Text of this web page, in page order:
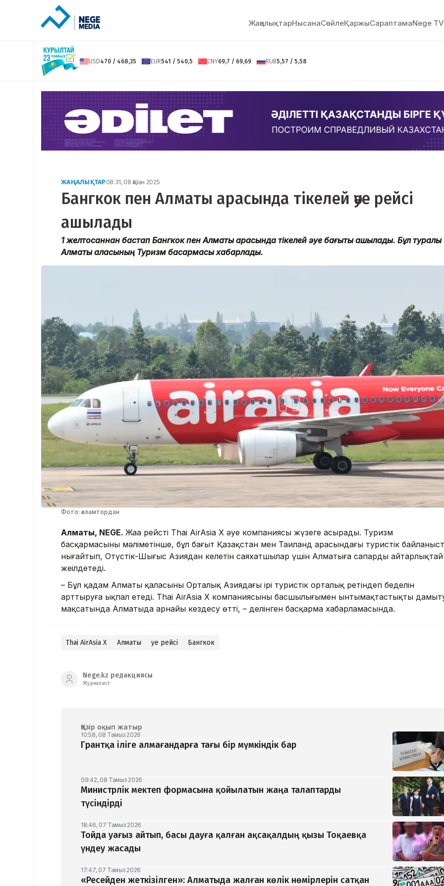
ЖаңалықтарНысанаСөйлeҚаржыСараптамаNege TV
USD470 / 468,35 EUR541 / 540,5 CNY69,7 / 69,69 RUB5,57 / 5,58
ЖАҢАЛЫҚТАР 08:31, 08 Қазан 2025
Бангкок пен Алматы арасында тікелей әуе рейсі
ашылады
1 желтоқсаннан бастап Бангкок пен Алматы арасында тікелей әуе бағыты ашылады. Бұл туралы
Алматы қаласының Туризм басқармасы хабарлады.
Фото: ғаламтордан
Алматы, NEGE. Жаңа рейсті Thai AirAsia X әуе компаниясы жүзеге асырады. Туризм
басқармасының мәліметінше, бұл бағыт Қазақстан мен Таиланд арасындағы туристік
нығайтып, Оңтүстік-Шығыс Азиядан келетін саяхатшылар үшін Алматыға сапарды айтарлықтай
жеңілдетеді.
– Бұл қадам Алматы қаласының Орталық Азиядағы ірі туристік орталық ретіндегі беделін
арттыруға ықпал етеді. Thai AirAsia X компаниясының басшылығымен ынтымақтастықты
мақсатында Алматыда арнайы кездесу өтті, – делінген басқарма хабарламасында.
Thai AirAsia X Алматы Әуе рейсі Бангкок
Nege.kz редакциясы
Журналист
Қазір оқып жатыр
10:58, 08 Тамыз 2026
Грантқа іліге алмағандарға тағы бір мүмкіндік бар
09:42, 08 Тамыз 2026
Министрлік мектеп формасына қойылатын жаңа талаптарды
түсіндірді
18:46, 07 Тамыз 2026
Тойда уағыз айтып, басы дауға қалған ақсақалдың қызы Тоқаевқа
үндеу жасады
17:47, 07 Тамыз 2026
«Ресейден жеткізілген»: Алматыда жалған көлік нөмірлерін сатқан